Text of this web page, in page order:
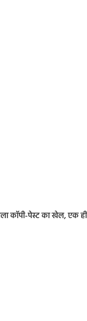
कॉपी-पेस्ट का खेल, एक